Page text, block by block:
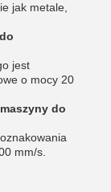
jak metale,
jest
o mocy 20
do
mm/s.